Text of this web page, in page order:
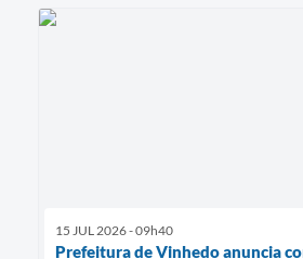
15 JUL 2026 - 09h40
Prefeitura de Vinhedo anuncia